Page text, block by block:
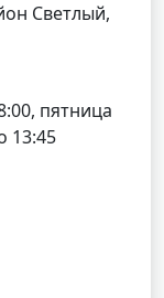
Светлый,
пятница
13:45